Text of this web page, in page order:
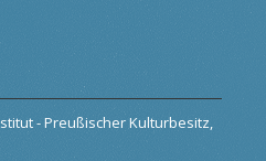
- Preußischer Kulturbesitz,